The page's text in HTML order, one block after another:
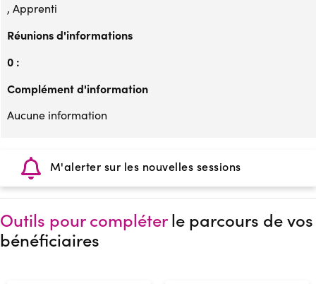
, Apprenti
Réunions d'informations
0 :
Complément d'information
Aucune information
M'alerter sur les nouvelles sessions
Outils pour compléterle parcours de vos
bénéficiaires